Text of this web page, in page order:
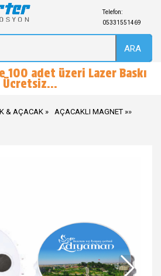
Telefon:
05331551469
ARA
100 adet üzeri Lazer Baskı
Ücretsiz...
& AÇACAK »
AÇACAKLI MAGNET